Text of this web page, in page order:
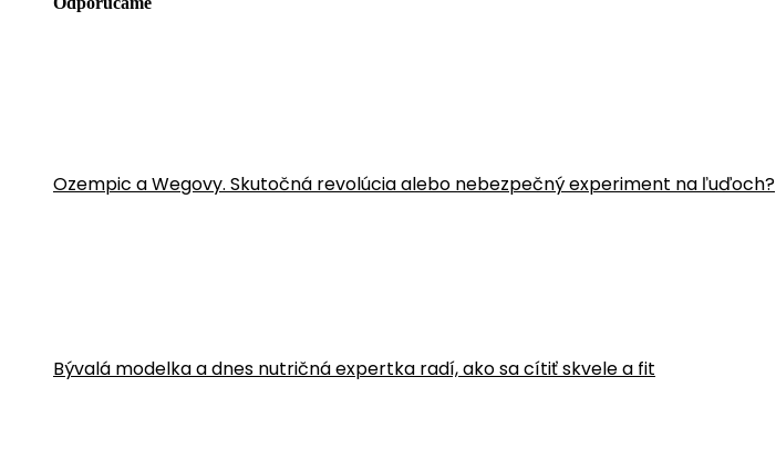
Ozempic a Wegovy. Skutočná revolúcia alebo nebezpečný experiment na ľuďoch?
Bývalá modelka a dnes nutričná expertka radí, ako sa cítiť skvele a fit